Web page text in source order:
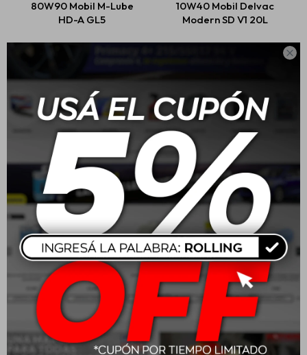

80W90 Mobil M-Lube
HD-A GL5
10W40 Mobil Delvac
Modern SD V1 20L
Mobil Liquido De Freno
Moto Brake Fluid 200cc
$302
20W50 Mobil Super 4L
USD 54,00